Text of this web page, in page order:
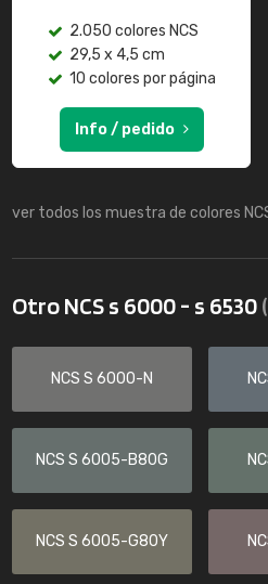
2.050 colores NCS
29,5 x 4,5 cm
10 colores por página
Info / pedido
ver todos los muestra de colores
Otro NCS s 6000 - s 6530
NCS S 6000-N
NCS S 6005-B80G
NCS S 6005-G80Y